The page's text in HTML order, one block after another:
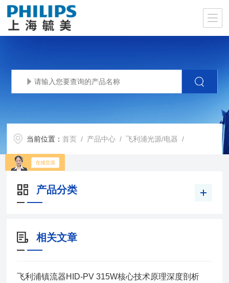
当前位置：首页 / 产品中心 /飞利浦光源/电器 /
产品分类
相关文章
飞利浦镇流器HID-PV 315W核心技术原理深度剖析